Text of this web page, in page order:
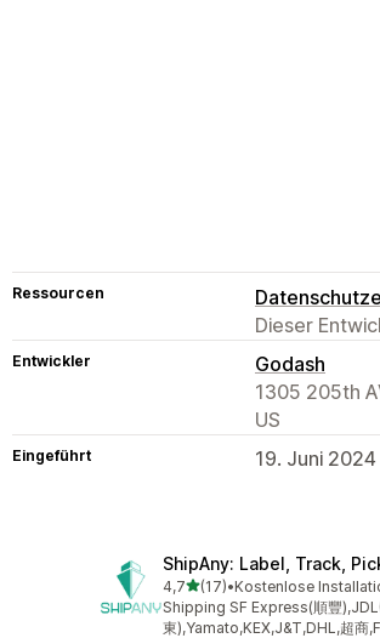
Ressourcen
Dieser
Entwickler
Godash
1305 205th
US
Eingeführt 19. Juni 2024
ShipAny: Label, Track,
4,7von 5 Sternen
(17)
17 Rezensionen insgesamt
•Kostenlose
Shipping SF Express(順豐
東),Yamato,KEX,J&T,DHL,超商